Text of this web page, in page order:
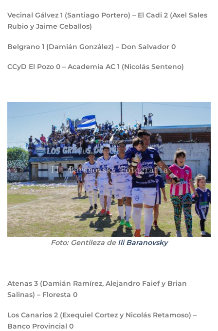
Vecinal Gálvez 1 (Santiago Portero) – El Cadi 2 (Axel Sales
Rubio y Jaime Ceballos)
Belgrano 1 (Damián González) – Don Salvador 0
CCyD El Pozo 0 – Academia AC 1 (Nicolás Senteno)
Foto: Gentileza de Ili Baranovsky
Atenas 3 (Damián Ramírez, Alejandro Faief y Brian
Salinas) – Floresta 0
Los Canarios 2 (Exequiel Cortez y Nicolás Retamoso) –
Banco Provincial 0